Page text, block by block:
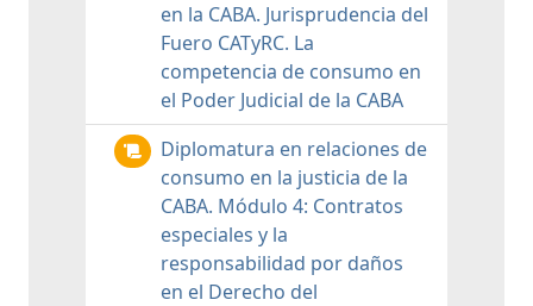
en la CABA. Jurisprudencia del
Fuero CATyRC. La
competencia de consumo en
el Poder Judicial de la CABA
Diplomatura en relaciones de
consumo en la justicia de la
CABA. Módulo 4: Contratos
especiales y la
responsabilidad por daños
en el Derecho del